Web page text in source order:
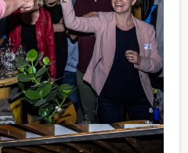
trekken om uw drankje af
persoon per uur (excl.
van het drankarrangement,
van bier, fris,
komt u ook achteraf niet